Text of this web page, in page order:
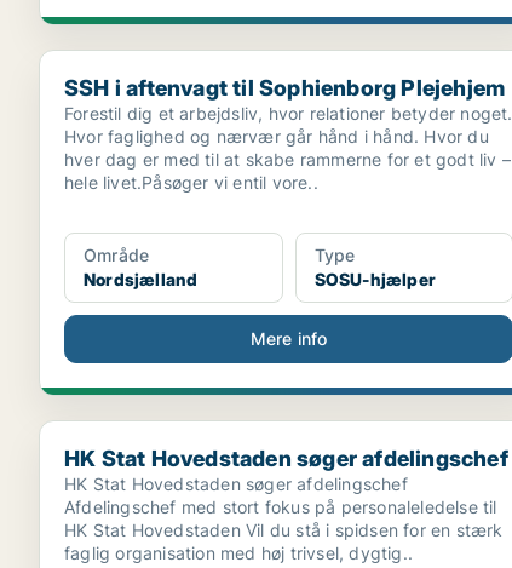
SSH i aftenvagt til Sophienborg Plejehjem
SSH i aftenvagt til Sophienborg Plejehjem
Forestil dig et arbejdsliv, hvor relationer betyder noget.
Hvor faglighed og nærvær går hånd i hånd. Hvor du
hver dag er med til at skabe rammerne for et godt liv –
hele livet.Påsøger vi entil vore..
Område
Nordsjælland
Type
SOSU-hjælper
Mere info
HK Stat Hovedstaden søger afdelingschef
HK Stat Hovedstaden søger afdelingschef
HK Stat Hovedstaden søger afdelingschef
Afdelingschef med stort fokus på personaleledelse til
HK Stat Hovedstaden Vil du stå i spidsen for en stærk
faglig organisation med høj trivsel, dygtig..